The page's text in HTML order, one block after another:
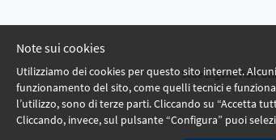
Note sui cookies
Utilizziamo dei cookies per questo sito internet.
funzionamento del sito, come quelli tecnici e
l’utilizzo, sono di terze parti. Cliccando su “Accetta
Cliccando, invece, sul pulsante “Configura” puoi
Sede Legale: Viale